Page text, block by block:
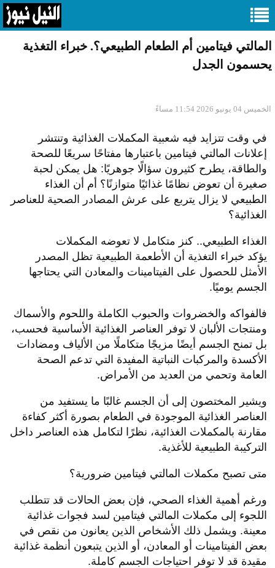
المالتي فيتامين أم الطعام الطبيعي؟. خبراء التغذية
يحسمون الجدل
الخميس 04 يونيو 2026 11:54 مساءً
في وقت تتزايد فيه شعبية المكملات الغذائية وتنتشر
إعلانات المالتي فيتامين باعتبارها مفتاحًا سريعًا للصحة
والطاقة، يطرح كثيرون سؤالًا جوهريًا: هل يمكن لحبة
صغيرة أن تعوض نظامًا غذائيًا متوازنًا؟ أم أن الغذاء
الطبيعي لا يزال يتربع على عرش المصادر الصحية للعناصر
الغذائية؟
الغذاء الطبيعي.. كنز متكامل لا تعوضه المكملات
يؤكد خبراء التغذية أن الأطعمة الطبيعية تظل المصدر
الأمثل للحصول على الفيتامينات والمعادن التي يحتاجها
الجسم يوميًا.
فالفواكه والخضروات والحبوب الكاملة واللحوم والأسماك
ومنتجات الألبان لا توفر العناصر الغذائية الأساسية فحسب،
بل تمنح الجسم أيضًا مزيجًا متكاملًا من الألياف ومضادات
الأكسدة والمركبات النباتية المفيدة التي تدعم الصحة
العامة وتحمي من العديد من الأمراض.
ويشير المختصون إلى أن الجسم غالبًا ما يستفيد من
العناصر الغذائية الموجودة في الطعام بصورة أكثر كفاءة
مقارنة بالمكملات الغذائية، نظرًا لتكامل هذه العناصر داخل
التركيبة الطبيعية للأغذية.
متى تصبح مكملات المالتي فيتامين ضرورية؟
ورغم أهمية الغذاء الصحي، فإن بعض الحالات قد تتطلب
اللجوء إلى مكملات المالتي فيتامين لسد فجوات غذائية
معينة. ويشمل ذلك الأشخاص الذين يعانون من نقص في
بعض الفيتامينات أو المعادن، أو الذين يتبعون أنظمة غذائية
مقيدة قد لا توفر احتياجات الجسم كاملة.